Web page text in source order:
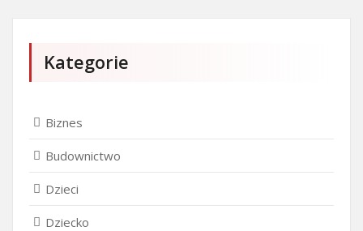
Kategorie
Biznes
Budownictwo
Dzieci
Dziecko